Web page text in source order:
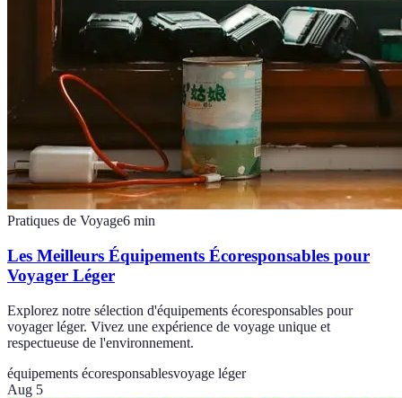
Pratiques de Voyage6 min
Les Meilleurs Équipements Écoresponsables pour
Voyager Léger
Explorez notre sélection d'équipements écoresponsables pour
voyager léger. Vivez une expérience de voyage unique et
respectueuse de l'environnement.
équipements écoresponsablesvoyage léger
Aug 5